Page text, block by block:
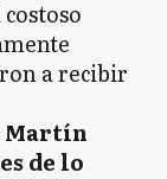
a recibir
Martín
de lo